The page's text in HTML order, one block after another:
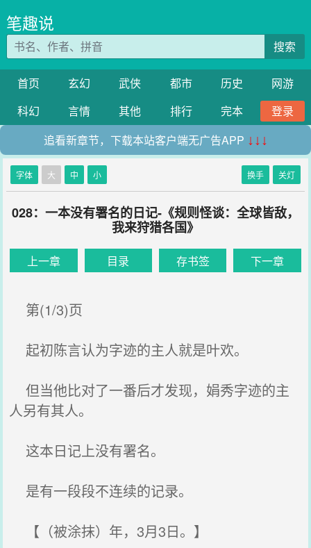
笔趣说
搜索
首页 玄幻 武侠 都市 历史
网游
科幻
言情 其他 排行 完本
登录
追看新章节，下载本站客户端无广告APP ↓↓↓
字体 大 中 小 换手 关灯
028：一本没有署名的日记-《规则怪谈：全球皆敌，
我来狩猎各国》
上一章 目录 存书签 下一章
第(1/3)页
起初陈言认为字迹的主人就是叶欢。
但当他比对了一番后才发现，娟秀字迹的主
人另有其人。
这本日记上没有署名。
是有一段段不连续的记录。
【（被涂抹）年，3月3日。】